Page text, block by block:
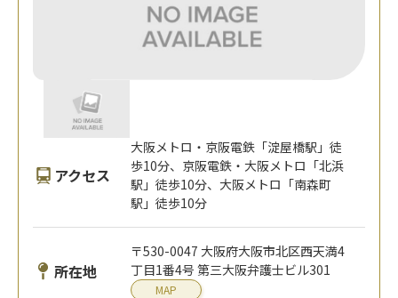
アクセス
大阪メトロ・京阪電鉄「淀屋橋駅」徒
歩10分、京阪電鉄・大阪メトロ「北浜
駅」徒歩10分、大阪メトロ「南森町
駅」徒歩10分
所在地
〒530-0047 大阪府大阪市北区西天満4
丁目1番4号 第三大阪弁護士ビル301
MAP